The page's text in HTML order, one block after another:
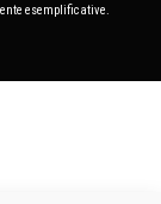
esemplificative.